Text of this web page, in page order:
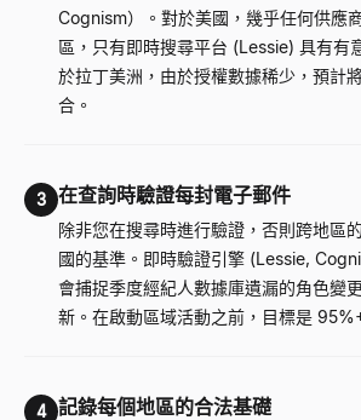
Cognism）。對於美國，幾乎任何供應
區，只有即時搜尋平台 (Lessie) 具有有
於拉丁美洲，由於授權數據稀少，預計
合。
3 在查詢時驗證每封電子郵件
除非您在搜尋時進行驗證，否則跨地區
國的基準。即時驗證引擎 (Lessie,
會捕捉季度經紀人數據庫遺漏的角色變
新。在啟動區域活動之前，目標是
4 記錄每個地區的合法基礎